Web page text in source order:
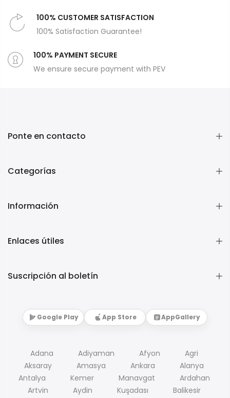
100% CUSTOMER SATISFACTION
100% Satisfaction Guarantee!
100% PAYMENT SECURE
We ensure secure payment with PEV
Ponte en contacto
Categorías
Información
Enlaces útiles
Suscripción al boletín
Google Play App Store AppGallery
Adana Adiyaman Afyon
Agri
Aksaray
Amasya Ankara
Alanya
Antalya
Kemer Manavgat
Ardahan
Artvin
Aydin Kuşadası Balikesir